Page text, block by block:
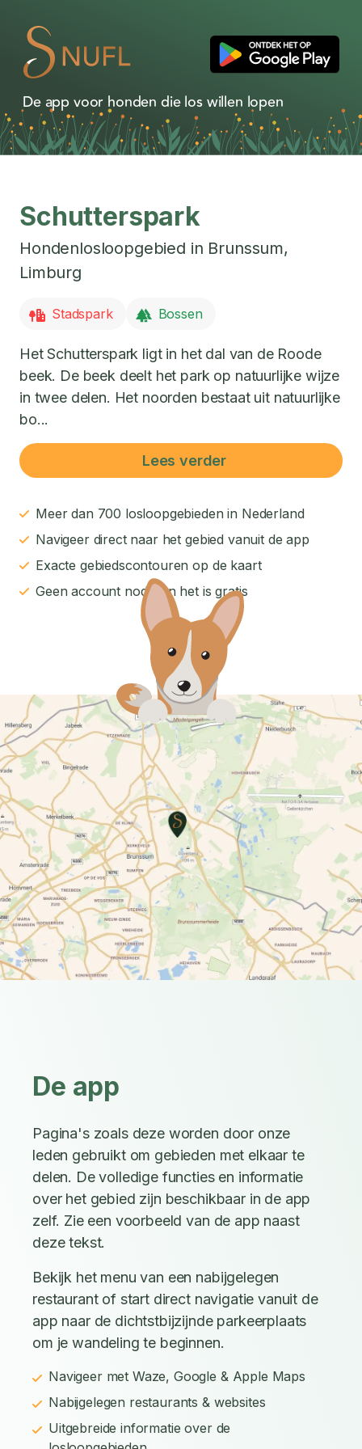
De app voor honden die los willen lopen
Schutterspark
Hondenlosloopgebied in Brunssum,
Limburg
Stadspark Bossen
Het Schutterspark ligt in het dal van de Roode
beek. De beek deelt het park op natuurlijke wijze
in twee delen. Het noorden bestaat uit natuurlijke
bo...
Lees verder
Meer dan 700 losloopgebieden in Nederland
Navigeer direct naar het gebied vanuit de app
Exacte gebiedscontouren op de kaart
Geen account nodig en het is gratis
De app
Pagina's zoals deze worden door onze
leden gebruikt om gebieden met elkaar te
delen. De volledige functies en informatie
over het gebied zijn beschikbaar in de app
zelf. Zie een voorbeeld van de app naast
deze tekst.
Bekijk het menu van een nabijgelegen
restaurant of start direct navigatie vanuit de
app naar de dichtstbijzijnde parkeerplaats
om je wandeling te beginnen.
Navigeer met Waze, Google & Apple Maps
Nabijgelegen restaurants & websites
Uitgebreide informatie over de